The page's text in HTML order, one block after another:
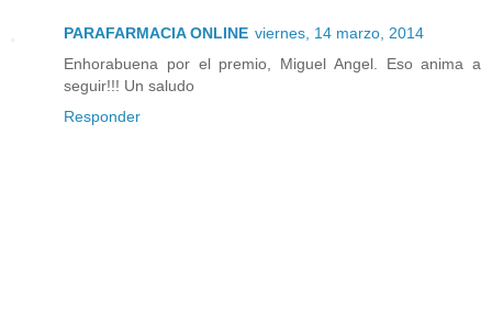
PARAFARMACIA ONLINE viernes, 14 marzo, 2014
Enhorabuena por el premio, Miguel Angel. Eso anima a
seguir!!! Un saludo
Responder